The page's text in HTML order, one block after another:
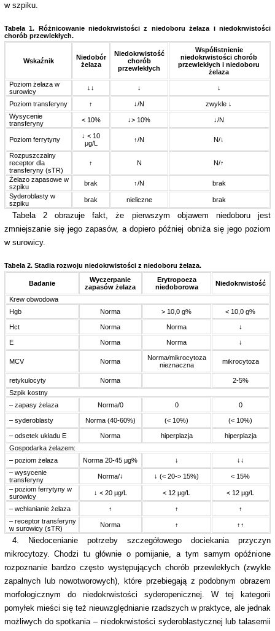
w szpiku.
Tabela 1. Różnicowanie niedokrwistości z niedoboru żelaza i niedokrwistości
chorób przewlekłych.
Wskaźnik
Niedobór
żelaza
Niedokrwistość
chorób
przewlekłych
Współistnienie
niedokrwistości chorób
przewlekłych i niedoboru
żelaza
Poziom żelaza w
surowicy
↓↓ ↓ ↓
Poziom transferyny ↑ ↓/N
zwykle ↓
Wysycenie
transferyny
< 10% ↓> 10% ↓/N
Poziom ferrytyny
↓ < 10
μg/L
↑/N N/↓
Rozpuszczalny
receptor dla
transferyny (sTR)
↑ N N/↑
Żelazo zapasowe w
szpiku
brak ↑/N
brak
Syderoblasty w
szpiku
brak nieliczne brak
Tabela 2 obrazuje fakt, że pierwszym objawem niedoboru jest
zmniejszanie się jego zapasów, a dopiero później obniża się jego poziom
w surowicy.
Tabela 2. Stadia rozwoju niedokrwistości z niedoboru żelaza.
Badanie
Wyczerpanie
zapasów żelaza
Erytropoeza
niedoborowa
Niedokrwistość
Krew obwodowa
Hgb
Norma > 10,0 g% < 10,0 g%
Hct Norma Norma ↓
E Norma Norma ↓
MCV Norma
Norma/mikrocytoza
nieznaczna
mikrocytoza
retykulocyty Norma
2-5%
Szpik kostny
– zapasy żelaza
Norma/0 0 0
– syderoblasty Norma (40-60%) (< 10%) (< 10%)
– odsetek układu E Norma hiperplazja
hiperplazja
Gospodarka żelazem:
– poziom żelaza
Norma 20-45 μg% ↓
↓↓
– wysycenie
transferyny
Norma/↓ ↓ (< 20-> 15%)
< 15%
– poziom ferrytyny w
surowicy
↓ < 20 μg/L < 12 μg/L < 12 μg/L
– wchłanianie żelaza ↑ ↑
↑
– receptor transferyny
w surowicy (sTR)
Norma ↑ ↑↑
4. Niedocenianie potrzeby szczegółowego dociekania przyczyn
mikrocytozy. Chodzi tu głównie o pomijanie, a tym samym opóźnione
rozpoznanie bardzo często występujących chorób przewlekłych (zwykle
zapalnych lub nowotworowych), które przebiegają z podobnym obrazem
morfologicznym do niedokrwistości syderopenicznej. W tej kategorii
pomyłek mieści się też nieuwzględnianie rzadszych w praktyce, ale jednak
możliwych do spotkania – niedokrwistości syderoblastycznej lub talasemii